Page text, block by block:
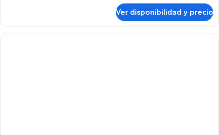
Bedroom
Apartment
Ver disponibilidad y precio